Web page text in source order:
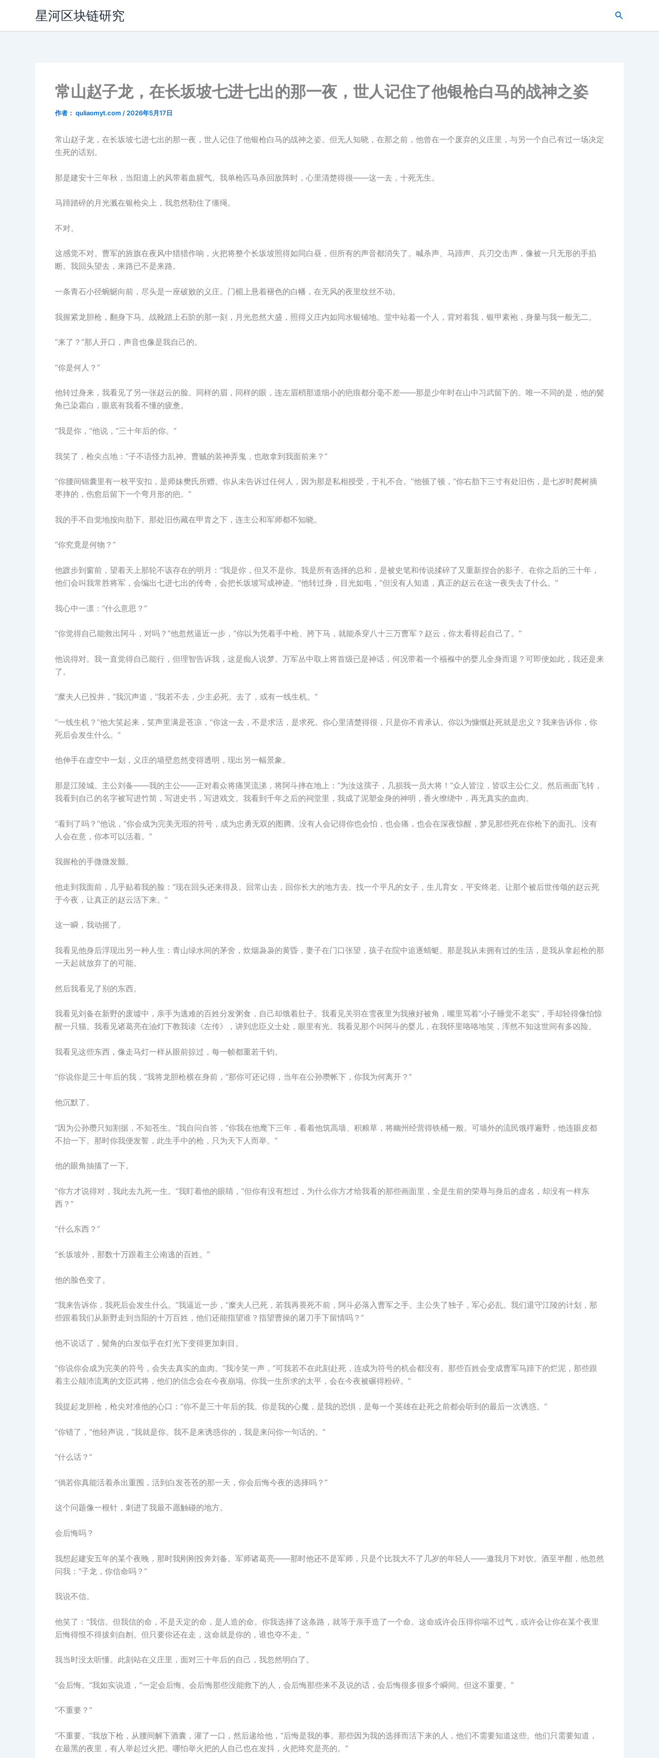
内
星河区块链研究
搜
常山赵子龙，在长坂坡七进七出的那一夜，世人记住了他银枪白马的战神之姿
作者： quliaomyt.com / 2026年5月17日
常山赵子龙，在长坂坡七进七出的那一夜，世人记住了他银枪白马的战神之姿。但无人知晓，在那之前，他曾在一个废弃的义庄里，与另一个自己有过一场决定
生死的话别。
那是建安十三年秋，当阳道上的风带着血腥气。我单枪匹马杀回敌阵时，心里清楚得很——这一去，十死无生。
马蹄踏碎的月光溅在银枪尖上，我忽然勒住了缰绳。
不对。
这感觉不对。曹军的旌旗在夜风中猎猎作响，火把将整个长坂坡照得如同白昼，但所有的声音都消失了。喊杀声、马蹄声、兵刃交击声，像被一只无形的手掐
断。我回头望去，来路已不是来路。
一条青石小径蜿蜒向前，尽头是一座破败的义庄。门楣上悬着褪色的白幡，在无风的夜里纹丝不动。
我握紧龙胆枪，翻身下马。战靴踏上石阶的那一刻，月光忽然大盛，照得义庄内如同水银铺地。堂中站着一个人，背对着我，银甲素袍，身量与我一般无二。
“来了？”那人开口，声音也像是我自己的。
“你是何人？”
他转过身来，我看见了另一张赵云的脸。同样的眉，同样的眼，连左眉梢那道细小的疤痕都分毫不差——那是少年时在山中习武留下的。唯一不同的是，他的鬓
角已染霜白，眼底有我看不懂的疲惫。
“我是你，”他说，“三十年后的你。”
我笑了，枪尖点地：“子不语怪力乱神。曹贼的装神弄鬼，也敢拿到我面前来？”
“你腰间锦囊里有一枚平安扣，是师妹樊氏所赠。你从未告诉过任何人，因为那是私相授受，于礼不合。”他顿了顿，“你右肋下三寸有处旧伤，是七岁时爬树摘
枣摔的，伤愈后留下一个弯月形的疤。”
我的手不自觉地按向肋下。那处旧伤藏在甲胄之下，连主公和军师都不知晓。
“你究竟是何物？”
他踱步到窗前，望着天上那轮不该存在的明月：“我是你，但又不是你。我是所有选择的总和，是被史笔和传说揉碎了又重新捏合的影子。在你之后的三十年，
他们会叫我常胜将军，会编出七进七出的传奇，会把长坂坡写成神迹。”他转过身，目光如电，“但没有人知道，真正的赵云在这一夜失去了什么。”
我心中一凛：“什么意思？”
“你觉得自己能救出阿斗，对吗？”他忽然逼近一步，“你以为凭着手中枪、胯下马，就能杀穿八十三万曹军？赵云，你太看得起自己了。”
他说得对。我一直觉得自己能行，但理智告诉我，这是痴人说梦。万军丛中取上将首级已是神话，何况带着一个襁褓中的婴儿全身而退？可即便如此，我还是来
了。
“糜夫人已投井，”我沉声道，“我若不去，少主必死。去了，或有一线生机。”
“一线生机？”他大笑起来，笑声里满是苍凉，“你这一去，不是求活，是求死。你心里清楚得很，只是你不肯承认。你以为慷慨赴死就是忠义？我来告诉你，你
死后会发生什么。”
他伸手在虚空中一划，义庄的墙壁忽然变得透明，现出另一幅景象。
那是江陵城。主公刘备——我的主公——正对着众将痛哭流涕，将阿斗摔在地上：“为汝这孺子，几损我一员大将！”众人皆泣，皆叹主公仁义。然后画面飞转，
我看到自己的名字被写进竹简，写进史书，写进戏文。我看到千年之后的祠堂里，我成了泥塑金身的神明，香火缭绕中，再无真实的血肉。
“看到了吗？”他说，“你会成为完美无瑕的符号，成为忠勇无双的图腾。没有人会记得你也会怕，也会痛，也会在深夜惊醒，梦见那些死在你枪下的面孔。没有
人会在意，你本可以活着。”
我握枪的手微微发颤。
他走到我面前，几乎贴着我的脸：“现在回头还来得及。回常山去，回你长大的地方去。找一个平凡的女子，生儿育女，平安终老。让那个被后世传颂的赵云死
于今夜，让真正的赵云活下来。”
这一瞬，我动摇了。
我看见他身后浮现出另一种人生：青山绿水间的茅舍，炊烟袅袅的黄昏，妻子在门口张望，孩子在院中追逐蜻蜓。那是我从未拥有过的生活，是我从拿起枪的那
一天起就放弃了的可能。
然后我看见了别的东西。
我看见刘备在新野的废墟中，亲手为逃难的百姓分发粥食，自己却饿着肚子。我看见关羽在雪夜里为我掖好被角，嘴里骂着“小子睡觉不老实”，手却轻得像怕惊
醒一只猫。我看见诸葛亮在油灯下教我读《左传》，讲到忠臣义士处，眼里有光。我看见那个叫阿斗的婴儿，在我怀里咯咯地笑，浑然不知这世间有多凶险。
我看见这些东西，像走马灯一样从眼前掠过，每一帧都重若千钧。
“你说你是三十年后的我，”我将龙胆枪横在身前，“那你可还记得，当年在公孙瓒帐下，你我为何离开？”
他沉默了。
“因为公孙瓒只知割据，不知苍生。”我自问自答，“你我在他麾下三年，看着他筑高墙、积粮草，将幽州经营得铁桶一般。可墙外的流民饿殍遍野，他连眼皮都
不抬一下。那时你我便发誓，此生手中的枪，只为天下人而举。”
他的眼角抽搐了一下。
“你方才说得对，我此去九死一生。”我盯着他的眼睛，“但你有没有想过，为什么你方才给我看的那些画面里，全是生前的荣辱与身后的虚名，却没有一样东
西？”
“什么东西？”
“长坂坡外，那数十万跟着主公南逃的百姓。”
他的脸色变了。
“我来告诉你，我死后会发生什么。”我逼近一步，“糜夫人已死，若我再畏死不前，阿斗必落入曹军之手。主公失了独子，军心必乱。我们退守江陵的计划，那
些跟着我们从新野走到当阳的十万百姓，他们还能指望谁？指望曹操的屠刀手下留情吗？”
他不说话了，鬓角的白发似乎在灯光下变得更加刺目。
“你说你会成为完美的符号，会失去真实的血肉。”我冷笑一声，“可我若不在此刻赴死，连成为符号的机会都没有。那些百姓会变成曹军马蹄下的烂泥，那些跟
着主公颠沛流离的文臣武将，他们的信念会在今夜崩塌。你我一生所求的太平，会在今夜被碾得粉碎。”
我提起龙胆枪，枪尖对准他的心口：“你不是三十年后的我。你是我的心魔，是我的恐惧，是每一个英雄在赴死之前都会听到的最后一次诱惑。”
“你错了，”他轻声说，“我就是你。我不是来诱惑你的，我是来问你一句话的。”
“什么话？”
“倘若你真能活着杀出重围，活到白发苍苍的那一天，你会后悔今夜的选择吗？”
这个问题像一根针，刺进了我最不愿触碰的地方。
会后悔吗？
我想起建安五年的某个夜晚，那时我刚刚投奔刘备。军师诸葛亮——那时他还不是军师，只是个比我大不了几岁的年轻人——邀我月下对饮。酒至半酣，他忽然
问我：“子龙，你信命吗？”
我说不信。
他笑了：“我信。但我信的命，不是天定的命，是人造的命。你我选择了这条路，就等于亲手造了一个命。这命或许会压得你喘不过气，或许会让你在某个夜里
后悔得恨不得拔剑自刎。但只要你还在走，这命就是你的，谁也夺不走。”
我当时没太听懂。此刻站在义庄里，面对三十年后的自己，我忽然明白了。
“会后悔。”我如实说道，“一定会后悔。会后悔那些没能救下的人，会后悔那些来不及说的话，会后悔很多很多个瞬间。但这不重要。”
“不重要？”
“不重要。”我放下枪，从腰间解下酒囊，灌了一口，然后递给他，“后悔是我的事。那些因为我的选择而活下来的人，他们不需要知道这些。他们只需要知道，
在最黑的夜里，有人举起过火把。哪怕举火把的人自己也在发抖，火把终究是亮的。”